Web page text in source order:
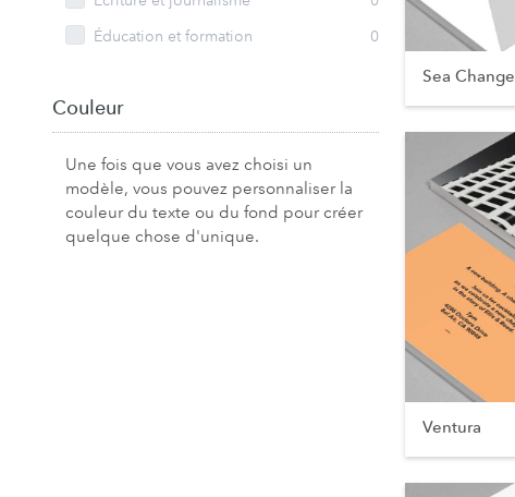
Éducation et formation
0
Couleur
Une fois que vous avez choisi un
modèle, vous pouvez personnaliser la
couleur du texte ou du fond pour créer
quelque chose d'unique.
Sea Change
Ventura